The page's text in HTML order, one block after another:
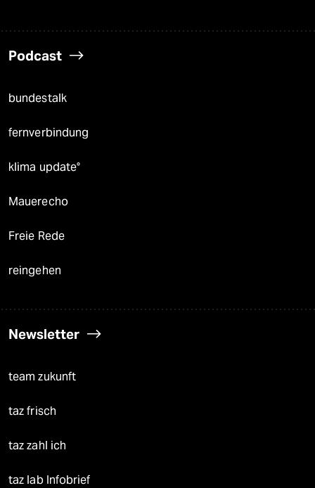
Podcast
bundestalk
fernverbindung
klima update°
Mauerecho
Freie Rede
reingehen
Newsletter
team zukunft
taz frisch
taz zahl ich
taz lab Infobrief